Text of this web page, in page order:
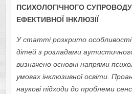
ПСИХОЛОГІЧНОГО
ЕФЕКТИВНОЇ ІНКЛЮЗІЇ
У статті розкрито
дітей з розладами
визначено основні напрями
умовах інклюзивної освіти.
наукові підходи до проблеми